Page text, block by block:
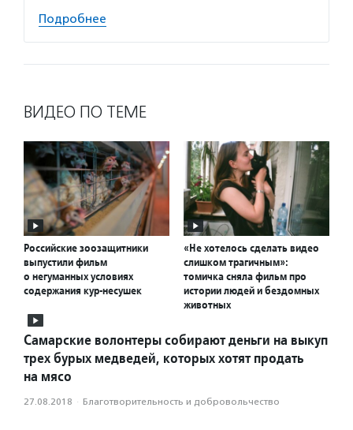
Подробнее
ВИДЕО ПО ТЕМЕ
Российские зоозащитники
выпустили фильм
о негуманных условиях
содержания кур-несушек
«Не хотелось сделать видео
слишком трагичным»:
томичка сняла фильм про
истории людей и бездомных
животных
Самарские волонтеры собирают деньги на выкуп
трех бурых медведей, которых хотят продать
на мясо
27.08.2018 · Благотвори­тель­ность и доброволь­чест­во